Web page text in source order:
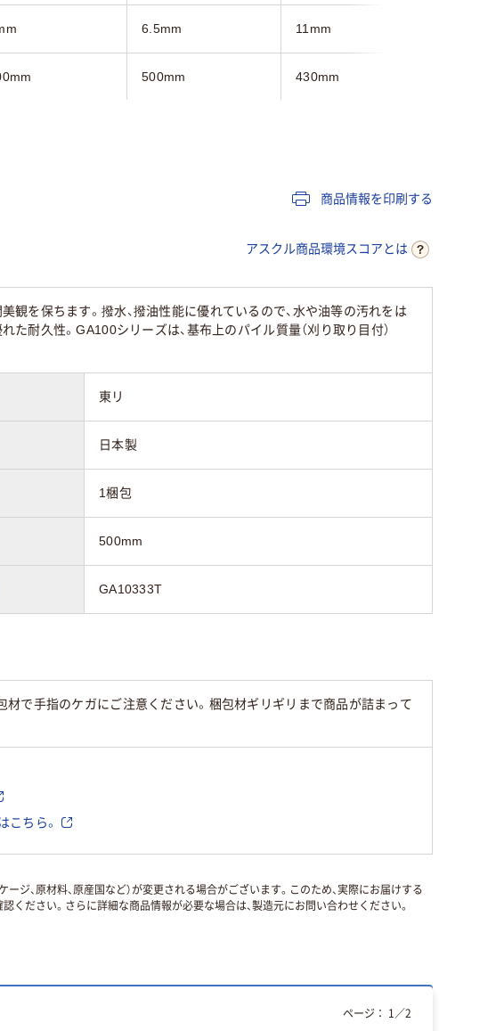
6.5mm 11mm
500mm 430mm
商品情報を印刷する
アスクル商品環境スコアとは
を保ちます。撥水、撥油性能に優れているので、水や油等の汚れをは
耐久性。GA100シリーズは、基布上のパイル質量（刈り取り目付）
東リ
日本製
1梱包
500mm
GA10333T
材で手指のケガにご注意ください。梱包材ギリギリまで商品が詰まって
こちら。
ジ、原材料、原産国など）が変更される場合がございます。このため、実際にお届けする
ださい。さらに詳細な商品情報が必要な場合は、製造元にお問い合わせください。
ページ： 1 ／2